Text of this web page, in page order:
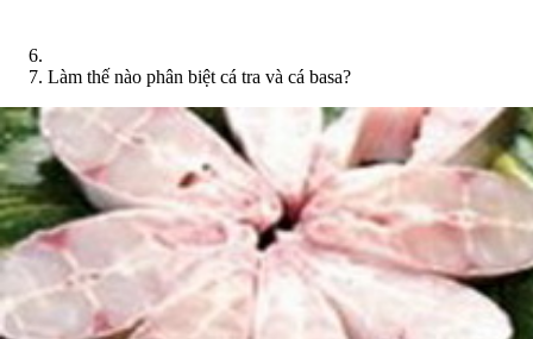
Làm thế nào phân biệt cá tra và cá basa?